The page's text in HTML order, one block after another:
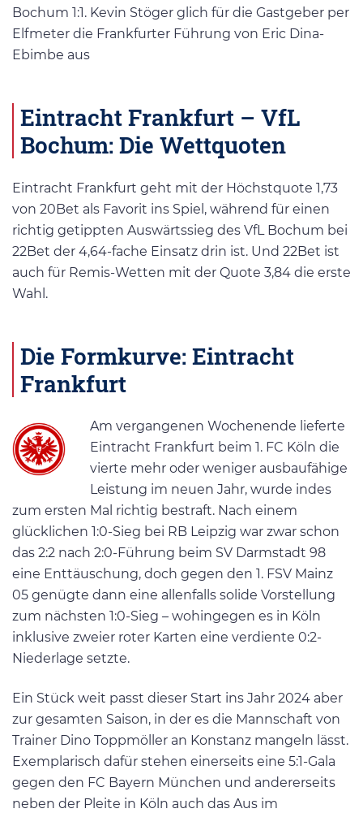
Bochum 1:1. Kevin Stöger glich für die Gastgeber per
Elfmeter die Frankfurter Führung von Eric Dina-
Ebimbe aus
Eintracht Frankfurt – VfL
Bochum: Die Wettquoten
Eintracht Frankfurt geht mit der Höchstquote 1,73
von 20Bet als Favorit ins Spiel, während für einen
richtig getippten Auswärtssieg des VfL Bochum bei
22Bet der 4,64-fache Einsatz drin ist. Und 22Bet ist
auch für Remis-Wetten mit der Quote 3,84 die erste
Wahl.
Die Formkurve: Eintracht
Frankfurt
Am vergangenen Wochenende lieferte
Eintracht Frankfurt beim 1. FC Köln die
vierte mehr oder weniger ausbaufähige
Leistung im neuen Jahr, wurde indes
zum ersten Mal richtig bestraft. Nach einem
glücklichen 1:0-Sieg bei RB Leipzig war zwar schon
das 2:2 nach 2:0-Führung beim SV Darmstadt 98
eine Enttäuschung, doch gegen den 1. FSV Mainz
05 genügte dann eine allenfalls solide Vorstellung
zum nächsten 1:0-Sieg – wohingegen es in Köln
inklusive zweier roter Karten eine verdiente 0:2-
Niederlage setzte.
Ein Stück weit passt dieser Start ins Jahr 2024 aber
zur gesamten Saison, in der es die Mannschaft von
Trainer Dino Toppmöller an Konstanz mangeln lässt.
Exemplarisch dafür stehen einerseits eine 5:1-Gala
gegen den FC Bayern München und andererseits
neben der Pleite in Köln auch das Aus im